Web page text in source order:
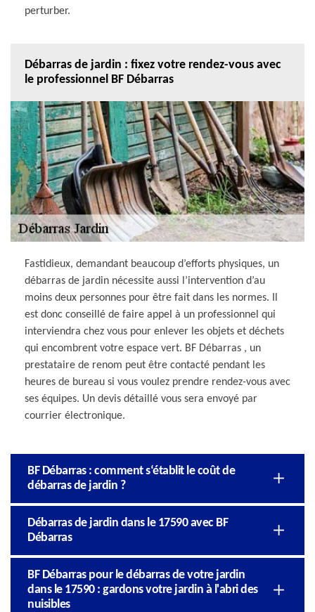
perturber.
Débarras de jardin : fixez votre rendez-vous avec
le professionnel BF Débarras
Fastidieux, demandant beaucoup d’efforts physiques, un
débarras de jardin nécessite aussi l’intervention d’au
moins deux personnes pour être fait dans les normes. Il
est donc conseillé de faire appel à un professionnel qui
interviendra chez vous pour enlever les objets et déchets
qui encombrent votre espace vert. BF Débarras , un
prestataire de renom peut être contacté pendant les
heures de bureau si vous voulez prendre rendez-vous avec
ses équipes. Un devis détaillé vous sera envoyé par
courrier électronique.
BF Débarras : comment s‘établit le coût de
débarras de jardin ?
Débarras de jardin dans le 17590 avec BF
Débarras
BF Débarras pour le débarras de votre jardin
dans le 17590 : gardons votre jardin à l'abri des
nuisibles